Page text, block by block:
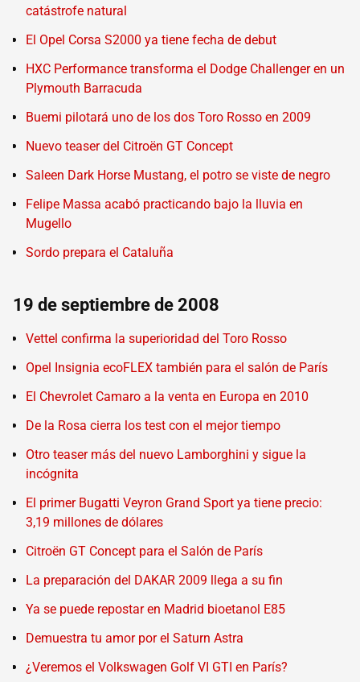
catástrofe natural
El Opel Corsa S2000 ya tiene fecha de debut
HXC Performance transforma el Dodge Challenger en un
Plymouth Barracuda
Buemi pilotará uno de los dos Toro Rosso en 2009
Nuevo teaser del Citroën GT Concept
Saleen Dark Horse Mustang, el potro se viste de negro
Felipe Massa acabó practicando bajo la lluvia en
Mugello
Sordo prepara el Cataluña
19 de septiembre de 2008
Vettel confirma la superioridad del Toro Rosso
Opel Insignia ecoFLEX también para el salón de París
El Chevrolet Camaro a la venta en Europa en 2010
De la Rosa cierra los test con el mejor tiempo
Otro teaser más del nuevo Lamborghini y sigue la
incógnita
El primer Bugatti Veyron Grand Sport ya tiene precio:
3,19 millones de dólares
Citroën GT Concept para el Salón de París
La preparación del DAKAR 2009 llega a su fin
Ya se puede repostar en Madrid bioetanol E85
Demuestra tu amor por el Saturn Astra
¿Veremos el Volkswagen Golf VI GTI en París?